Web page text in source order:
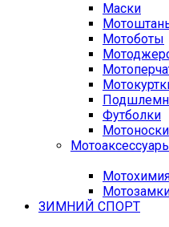
Маски
Мотоботы
Футболки
Мотоноски
ЗИМНИЙ СПОРТ